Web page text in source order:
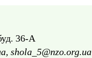
36-А
shola_5@nzo.org.ua